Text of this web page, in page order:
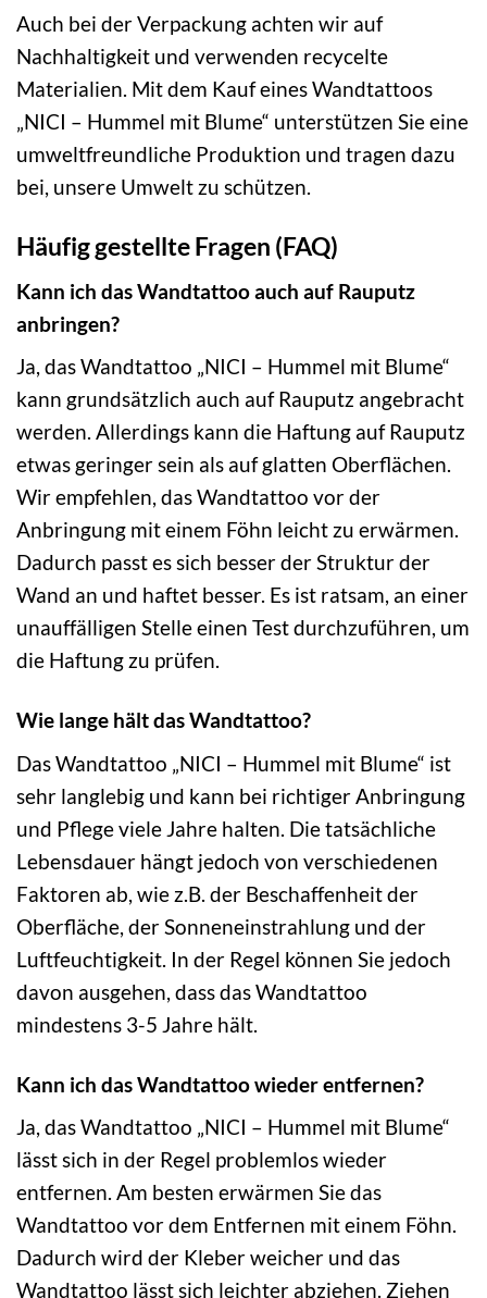
Auch bei der Verpackung achten wir auf
Nachhaltigkeit und verwenden recycelte
Materialien. Mit dem Kauf eines Wandtattoos
„NICI – Hummel mit Blume“ unterstützen Sie eine
umweltfreundliche Produktion und tragen dazu
bei, unsere Umwelt zu schützen.
Häufig gestellte Fragen (FAQ)
Kann ich das Wandtattoo auch auf Rauputz
anbringen?
Ja, das Wandtattoo „NICI – Hummel mit Blume“
kann grundsätzlich auch auf Rauputz angebracht
werden. Allerdings kann die Haftung auf Rauputz
etwas geringer sein als auf glatten Oberflächen.
Wir empfehlen, das Wandtattoo vor der
Anbringung mit einem Föhn leicht zu erwärmen.
Dadurch passt es sich besser der Struktur der
Wand an und haftet besser. Es ist ratsam, an einer
unauffälligen Stelle einen Test durchzuführen, um
die Haftung zu prüfen.
Wie lange hält das Wandtattoo?
Das Wandtattoo „NICI – Hummel mit Blume“ ist
sehr langlebig und kann bei richtiger Anbringung
und Pflege viele Jahre halten. Die tatsächliche
Lebensdauer hängt jedoch von verschiedenen
Faktoren ab, wie z.B. der Beschaffenheit der
Oberfläche, der Sonneneinstrahlung und der
Luftfeuchtigkeit. In der Regel können Sie jedoch
davon ausgehen, dass das Wandtattoo
mindestens 3-5 Jahre hält.
Kann ich das Wandtattoo wieder entfernen?
Ja, das Wandtattoo „NICI – Hummel mit Blume“
lässt sich in der Regel problemlos wieder
entfernen. Am besten erwärmen Sie das
Wandtattoo vor dem Entfernen mit einem Föhn.
Dadurch wird der Kleber weicher und das
Wandtattoo lässt sich leichter abziehen. Ziehen